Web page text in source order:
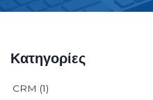
Κατηγορίες
CRM (1)